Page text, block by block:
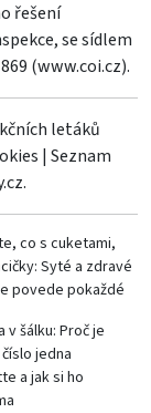
řešení
se sídlem
(www.coi.cz).
letáků
| Seznam
co s cuketami,
Syté a zdravé
povede pokaždé
v šálku: Proč je
jedna
a jak si ho